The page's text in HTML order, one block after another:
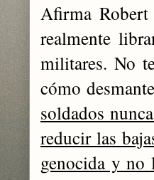
Afirma
realmente
militares. No
cómo
soldados
reducir las
genocida y no